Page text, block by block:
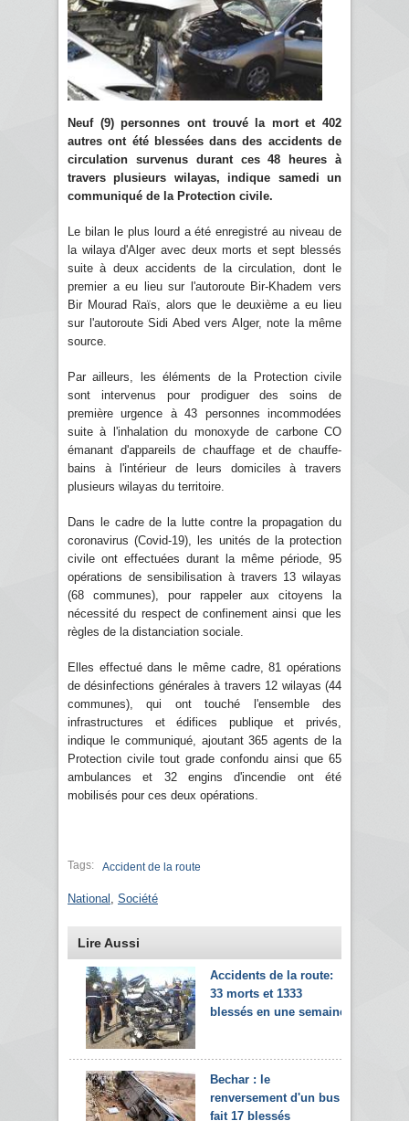
Neuf (9) personnes ont trouvé la mort et 402
autres ont été blessées dans des accidents de
circulation survenus durant ces 48 heures à
travers plusieurs wilayas, indique samedi un
communiqué de la Protection civile.
Le bilan le plus lourd a été enregistré au niveau de
la wilaya d'Alger avec deux morts et sept blessés
suite à deux accidents de la circulation, dont le
premier a eu lieu sur l'autoroute Bir-Khadem vers
Bir Mourad Raïs, alors que le deuxième a eu lieu
sur l'autoroute Sidi Abed vers Alger, note la même
source.
Par ailleurs, les éléments de la Protection civile
sont intervenus pour prodiguer des soins de
première urgence à 43 personnes incommodées
suite à l'inhalation du monoxyde de carbone CO
émanant d'appareils de chauffage et de chauffe-
bains à l'intérieur de leurs domiciles à travers
plusieurs wilayas du territoire.
Dans le cadre de la lutte contre la propagation du
coronavirus (Covid-19), les unités de la protection
civile ont effectuées durant la même période, 95
opérations de sensibilisation à travers 13 wilayas
(68 communes), pour rappeler aux citoyens la
nécessité du respect de confinement ainsi que les
règles de la distanciation sociale.
Elles effectué dans le même cadre, 81 opérations
de désinfections générales à travers 12 wilayas (44
communes), qui ont touché l'ensemble des
infrastructures et édifices publique et privés,
indique le communiqué, ajoutant 365 agents de la
Protection civile tout grade confondu ainsi que 65
ambulances et 32 engins d'incendie ont été
mobilisés pour ces deux opérations.
Tags: Accident de la route
National Société
Lire Aussi
Accidents de la route:
33 morts et 1333
blessés en une semaine
Bechar : le
renversement d'un bus
fait 17 blessés